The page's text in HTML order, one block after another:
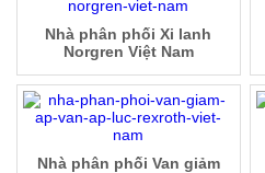
Nhà phân phối Xi lanh
Norgren Việt Nam
Nhà phân phối Van giảm